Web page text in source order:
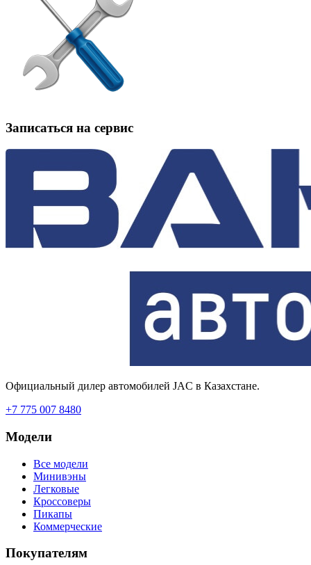
Записаться на сервис
Официальный дилер автомобилей JAC в Казахстане.
+7 775 007 8480
Модели
Все модели
Минивэны
Легковые
Кроссоверы
Пикапы
Коммерческие
Покупателям